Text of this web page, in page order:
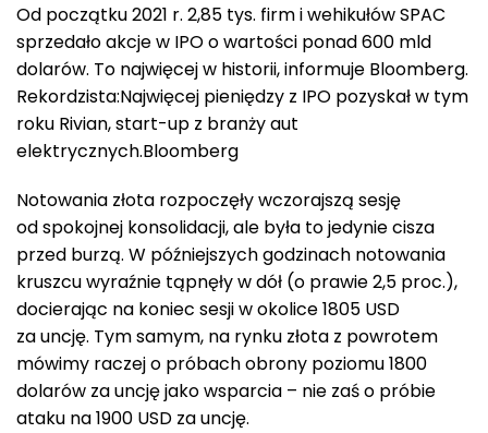
Od początku 2021 r. 2,85 tys. firm i wehikułów SPAC
sprzedało akcje w IPO o wartości ponad 600 mld
dolarów. To najwięcej w historii, informuje Bloomberg.
Rekordzista:Najwięcej pieniędzy z IPO pozyskał w tym
roku Rivian, start-up z branży aut
elektrycznych.Bloomberg
Notowania złota rozpoczęły wczorajszą sesję
od spokojnej konsolidacji, ale była to jedynie cisza
przed burzą. W późniejszych godzinach notowania
kruszcu wyraźnie tąpnęły w dół (o prawie 2,5 proc.),
docierając na koniec sesji w okolice 1805 USD
za uncję. Tym samym, na rynku złota z powrotem
mówimy raczej o próbach obrony poziomu 1800
dolarów za uncję jako wsparcia – nie zaś o próbie
ataku na 1900 USD za uncję.